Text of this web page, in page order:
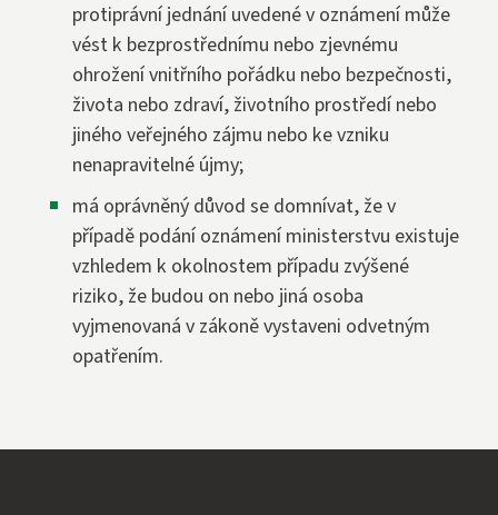
protiprávní jednání uvedené v oznámení může
vést k bezprostřednímu nebo zjevnému
ohrožení vnitřního pořádku nebo bezpečnosti,
života nebo zdraví, životního prostředí nebo
jiného veřejného zájmu nebo ke vzniku
nenapravitelné újmy;
má oprávněný důvod se domnívat, že v
případě podání oznámení ministerstvu existuje
vzhledem k okolnostem případu zvýšené
riziko, že budou on nebo jiná osoba
vyjmenovaná v zákoně vystaveni odvetným
opatřením.